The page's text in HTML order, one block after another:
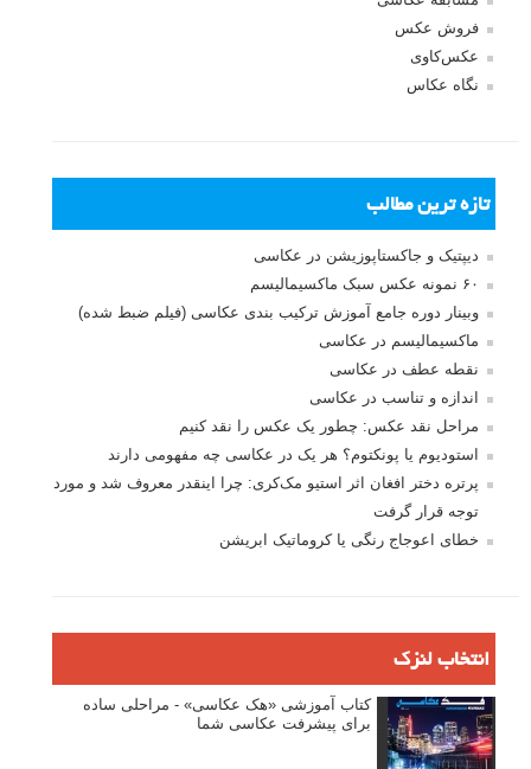
فروش عکس
عکس‌کاوی
نگاه عکاس
تازه ترین مطالب
دیپتیک و جاکستا‌پوزیشن در عکاسی
۶۰ نمونه عکس سبک ماکسیمالیسم
وبینار دوره جامع آموزش ترکیب بندی عکاسی (فیلم ضبط شده)
ماکسیمالیسم در عکاسی
نقطه عطف در عکاسی
اندازه و تناسب در عکاسی
مراحل نقد عکس: چطور یک عکس را نقد کنیم
استودیوم یا پونکتوم؟ هر یک در عکاسی چه مفهومی دارند
پرتره دختر افغان اثر استیو مک‌کری: چرا اینقدر معروف شد و مورد
توجه قرار گرفت
خطای اعوجاج رنگی یا کروماتیک ابریشن
انتخاب لنزک
کتاب آموزشی «هک عکاسی» - مراحلی ساده
برای پیشرفت عکاسی شما